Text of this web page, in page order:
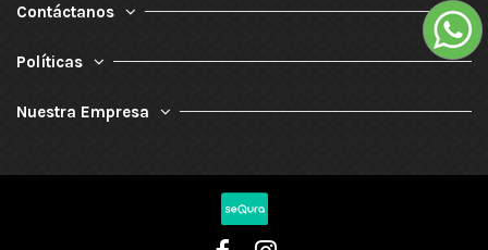
Contáctanos
Políticas
Nuestra Empresa